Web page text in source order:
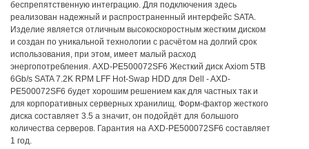
беспрепятственную интеграцию. Для подключения здесь
реализован надежный и распространенный интерфейс SATA.
Изделие является отличным высокоскоростным жестким диском
и создан по уникальной технологии с расчётом на долгий срок
использования, при этом, имеет малый расход
энергопотребления. AXD-PE500072SF6 Жесткий диск Axiom 5TB
6Gb/s SATA 7.2K RPM LFF Hot-Swap HDD для Dell - AXD-
PE500072SF6 будет хорошим решением как для частных так и
для корпоративных серверных хранилищ. Форм-фактор жесткого
диска составляет 3.5 а значит, он подойдёт для большого
количества серверов. Гарантия на AXD-PE500072SF6 составляет
1 год.